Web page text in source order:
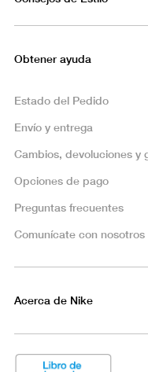
Obtener ayuda
Estado del Pedido
Envío y entrega
Cambios, devoluciones y
Opciones de pago
Preguntas frecuentes
Comunícate con nosotros
Acerca de Nike